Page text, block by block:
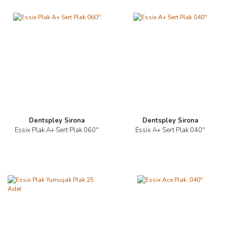
Dentspley Sirona
Essix Plak A+ Sert Plak 060''
Dentspley Sirona
Essix A+ Sert Plak 040''